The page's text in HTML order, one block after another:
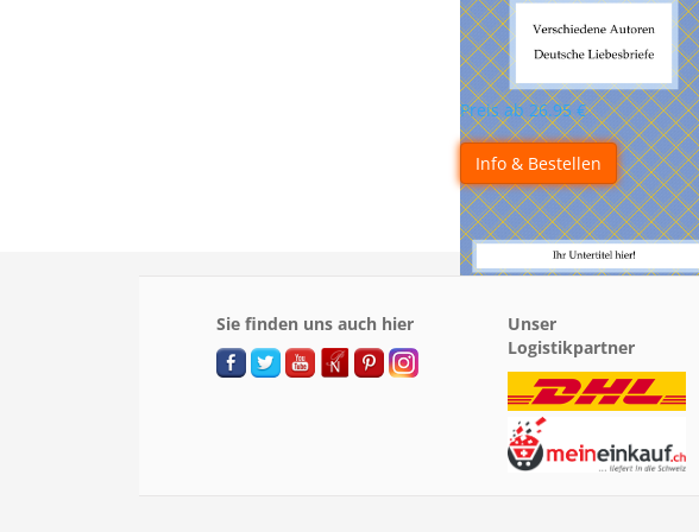
Preis ab 26.95 €
Info & Bestellen
Sie finden uns auch hier
Unser
Logistikpartner